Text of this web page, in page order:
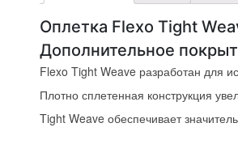
Оплетка Flexo Tight
Дополнительное
Flexo Tight Weave разработан для
Плотно сплетенная конструкция
Tight Weave обеспечивает